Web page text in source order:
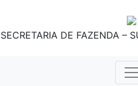
SECRETARIA DE FAZENDA –